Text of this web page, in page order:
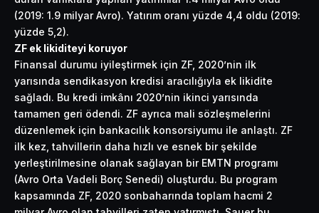
(2019: 1.9 milyar Avro). Yatırım oranı yüzde 4,4 oldu (2019:
yüzde 5,2).
ZF ek likiditeyi koruyor
Finansal durumu iyileştirmek için ZF, 2020’nin ilk
yarısında sendikasyon kredisi aracılığıyla ek likidite
sağladı. Bu kredi imkânı 2020’nin ikinci yarısında
tamamen geri ödendi. ZF ayrıca mali sözleşmelerini
düzenlemek için bankacılık konsorsiyumu ile anlaştı. ZF
ilk kez, tahvillerin daha hızlı ve esnek bir şekilde
yerleştirilmesine olanak sağlayan bir EMTN programı
(Avro Orta Vadeli Borç Senedi) oluşturdu. Bu program
kapsamında ZF, 2020 sonbaharında toplam hacmi 2